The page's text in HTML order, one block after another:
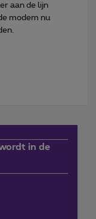
aan de lijn
modem nu
in de